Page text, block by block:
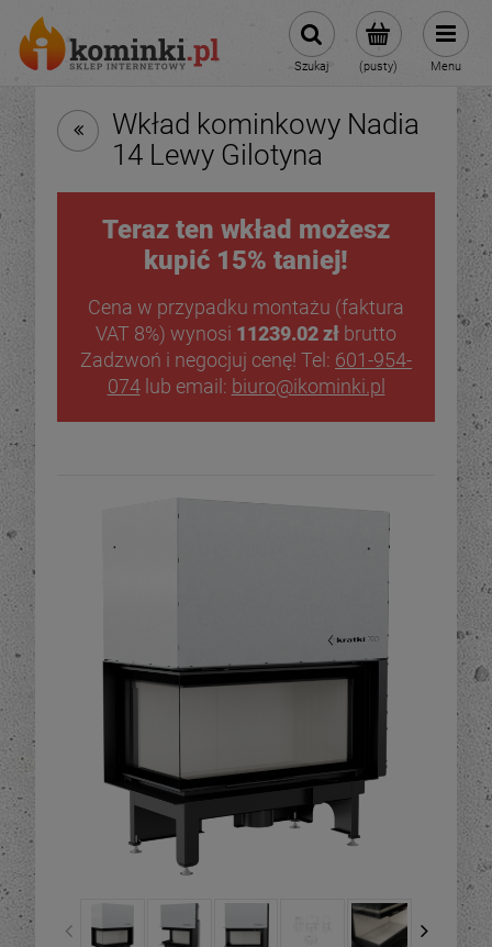
(pusty)
Szukaj Menu
Wkład kominkowy Nadia
14 Lewy Gilotyna
Teraz ten wkład możesz
kupić 15% taniej!
Cena w przypadku montażu (faktura
VAT 8%) wynosi 11239.02 zł brutto
Zadzwoń i negocjuj cenę! Tel: 601-954-
074lub email: biuro@ikominki.pl